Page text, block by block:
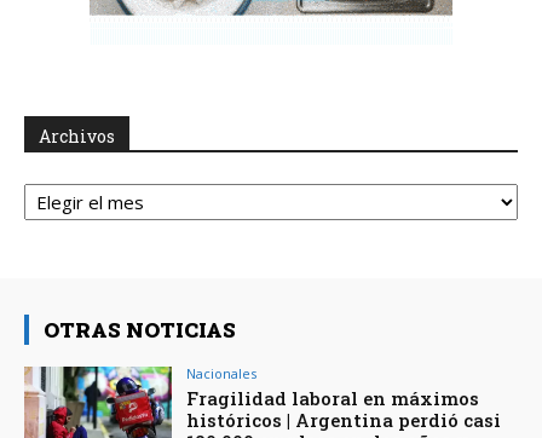
Archivos
Archivos
OTRAS NOTICIAS
Nacionales
Fragilidad laboral en máximos
históricos | Argentina perdió casi